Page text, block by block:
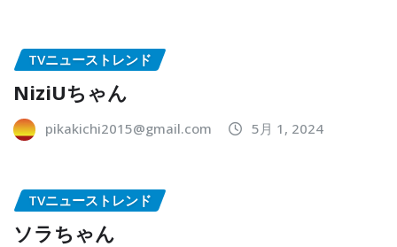
TVニューストレンド
NiziUちゃん
pikakichi2015@gmail.com 5月 1, 2024
TVニューストレンド
ソラちゃん